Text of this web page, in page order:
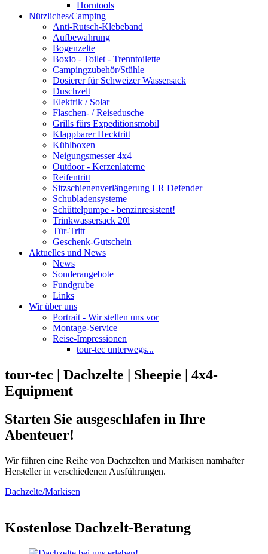
Horntools
Nützliches/Camping
Anti-Rutsch-Klebeband
Aufbewahrung
Bogenzelte
Boxio - Toilet - Trenntoilette
Campingzubehör/Stühle
Dosierer für Schweizer Wassersack
Duschzelt
Elektrik / Solar
Flaschen- / Reisedusche
Grills fürs Expeditionsmobil
Klappbarer Hecktritt
Kühlboxen
Neigungsmesser 4x4
Outdoor - Kerzenlaterne
Reifentritt
Sitzschienenverlängerung LR Defender
Schubladensysteme
Schüttelpumpe - benzinresistent!
Trinkwassersack 20l
Tür-Tritt
Geschenk-Gutschein
Aktuelles und News
News
Sonderangebote
Fundgrube
Links
Wir über uns
Portrait - Wir stellen uns vor
Montage-Service
Reise-Impressionen
tour-tec unterwegs...
tour-tec | Dachzelte | Sheepie | 4x4-
Equipment
Starten Sie ausgeschlafen in Ihre
Abenteuer!
Wir führen eine Reihe von Dachzelten und Markisen namhafter
Hersteller in verschiedenen Ausführungen.
Dachzelte/Markisen
Kostenlose Dachzelt-Beratung